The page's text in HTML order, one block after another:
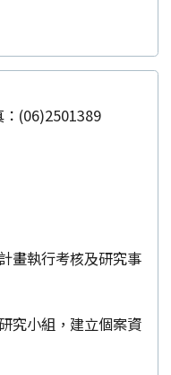
：(06)2501389
畫執行考核及研究事
究小組，建立個案資